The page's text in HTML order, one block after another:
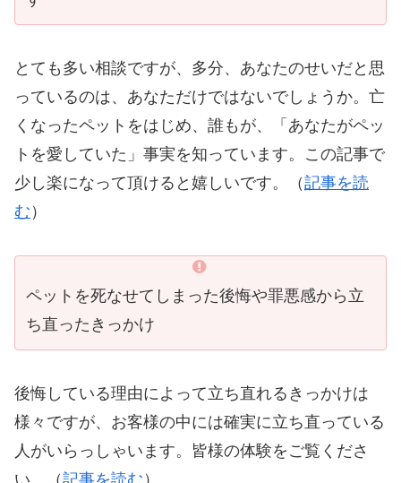
とても多い相談ですが、多分、あなたのせいだと思
っているのは、あなただけではないでしょうか。亡
くなったペットをはじめ、誰もが、「あなたがペッ
トを愛していた」事実を知っています。この記事で
少し楽になって頂けると嬉しいです。（記事を読
む ）
ペットを死なせてしまった後悔や罪悪感から立
ち直ったきっかけ
後悔している理由によって立ち直れるきっかけは
様々ですが、お客様の中には確実に立ち直っている
人がいらっしゃいます。皆様の体験をご覧くださ